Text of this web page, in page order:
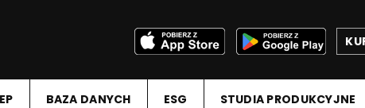
BAZA DANYCH ESG STUDIA PRODUKCYJNE